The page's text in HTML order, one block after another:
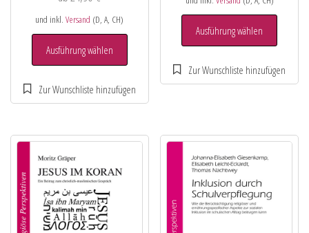
und inkl.Versand (D, A, CH)
Ausführung wählen
Ausführung wählen